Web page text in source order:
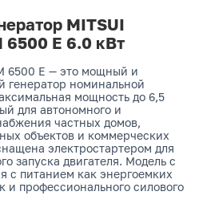
MITSUI
6500 E 6.0 кВт
6500 E — это мощный и
генератор номинальной
мощность до 6,5
для автономного и
частных домов,
объектов и коммерческих
электростартером для
запуска двигателя. Модель с
с питанием как энергоемких
и профессионального силового